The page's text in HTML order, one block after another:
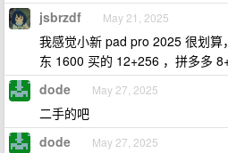
jsbrzdf May 21, 2025
我感觉小新 pad pro 2025 很划
东 1600 买的 12+256 ，拼多多
dode May 27, 2025
二手的吧
dode May 27, 2025